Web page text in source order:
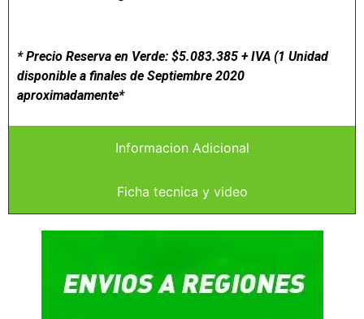
Informacion Adicional
Ficha tecnica y video
* Precio Reserva en Verde: $5.083.385 + IVA (1 Unidad
disponible a finales de Septiembre 2020
aproximadamente*